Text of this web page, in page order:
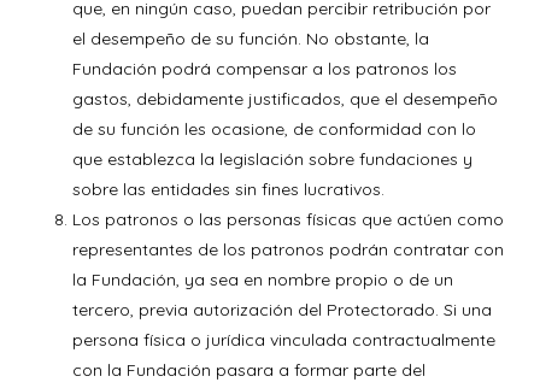
que, en ningún caso, puedan percibir retribución por
el desempeño de su función. No obstante, la
Fundación podrá compensar a los patronos los
gastos, debidamente justificados, que el desempeño
de su función les ocasione, de conformidad con lo
que establezca la legislación sobre fundaciones y
sobre las entidades sin fines lucrativos.
Los patronos o las personas físicas que actúen como
representantes de los patronos podrán contratar con
la Fundación, ya sea en nombre propio o de un
tercero, previa autorización del Protectorado. Si una
persona física o jurídica vinculada contractualmente
con la Fundación pasara a formar parte del